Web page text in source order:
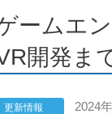
ームエ
開発ま
更新情報 2024